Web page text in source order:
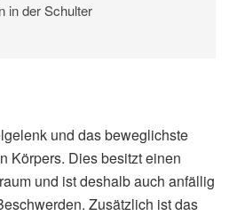
in der Schulter
und das beweglichste
Körpers. Dies besitzt einen
und ist deshalb auch anfällig
Zusätzlich ist das